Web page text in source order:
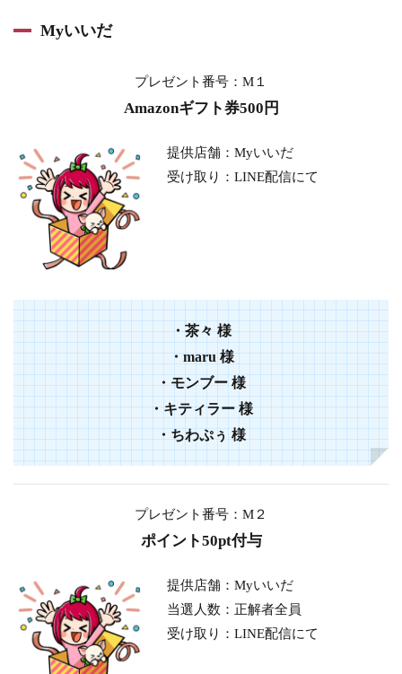
Myいいだ
プレゼント番号：M１
Amazonギフト券500円
提供店舗：Myいいだ
受け取り：LINE配信にて
・茶々 様
・maru 様
・モンブー 様
・キティラー 様
・ちわぷぅ 様
プレゼント番号：M２
ポイント50pt付与
提供店舗：Myいいだ
当選人数：正解者全員
受け取り：LINE配信にて